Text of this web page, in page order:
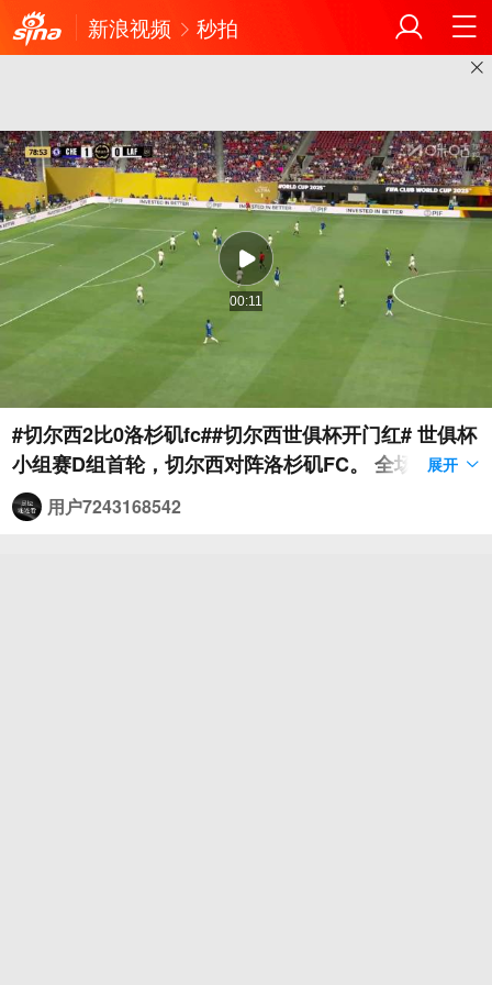
新浪视频 秒拍
00:11
#切尔西2比0洛杉矶fc##切尔西世俱杯开门红# 世俱杯
小组赛D组首轮，切尔西对阵洛杉矶FC。 全场战罢，
凭借着内托和恩佐的破门，切尔西2-0轻取洛杉矶fc，
迎来本届世俱杯开门红。 #切尔西vs洛杉矶fc# 这个
展开
用户7243168542